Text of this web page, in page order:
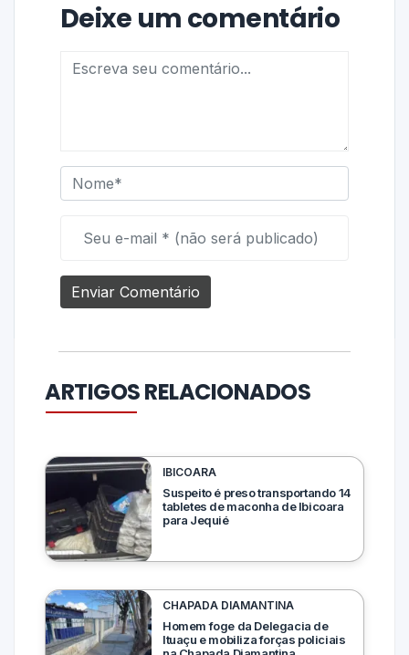
Deixe um comentário
ARTIGOS RELACIONADOS
IBICOARA
Suspeito é preso transportando 14
tabletes de maconha de Ibicoara
para Jequié
CHAPADA DIAMANTINA
Homem foge da Delegacia de
Ituaçu e mobiliza forças policiais